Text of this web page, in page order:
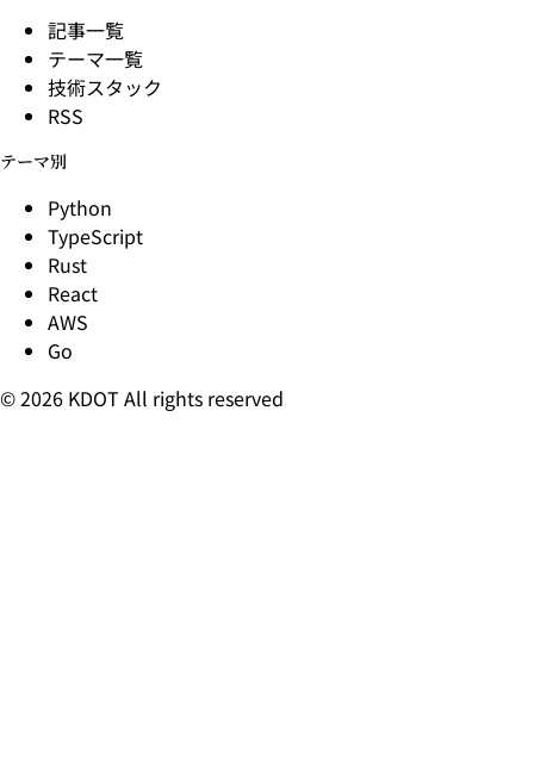
記事一覧
テーマ一覧
技術スタック
RSS
テーマ別
Python
TypeScript
Rust
React
AWS
Go
© 2026 KDOT All rights reserved